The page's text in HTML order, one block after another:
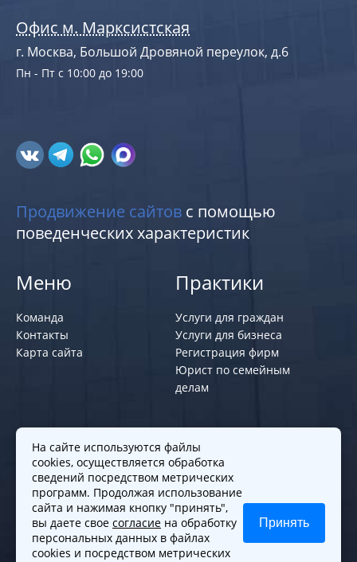
Офис м. Марксистская
г. Москва, Большой Дровяной переулок, д.6
Пн - Пт с 10:00 до 19:00
Продвижение сайтов с помощью
поведенческих характеристик
Меню
Команда
Контакты
Карта сайта
Практики
Услуги для граждан
Услуги для бизнеса
Регистрация фирм
Юрист по семейным
делам
Политики и правила
Политика обработки персональных
данных
Согласие на обработку cookies
Согласие на обработку персональных
данных
На сайте используются файлы
cookies, осуществляется обработка
сведений посредством метрических
программ. Продолжая использование
сайта и нажимая кнопку "принять",
вы даете свое согласие на обработку
персональных данных в файлах
cookies и посредством метрических
Принять